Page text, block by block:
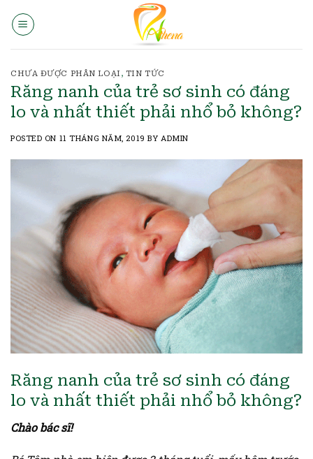
CHƯA ĐƯỢC PHÂN LOẠI , TIN TỨC
Răng nanh của trẻ sơ sinh có đáng
lo và nhất thiết phải nhổ bỏ không?
POSTED ON 11 THÁNG NĂM, 2019 BY ADMIN
Răng nanh của trẻ sơ sinh có đáng
lo và nhất thiết phải nhổ bỏ không?
Chào bác sĩ!